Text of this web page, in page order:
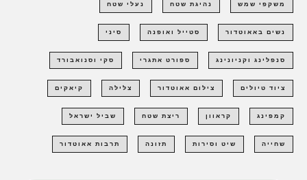
משקפי שמש נהיגת שטח נעלי שטח
נשים באאוטדור סטייל ואופנה סיני
סנפלינג וקניונינג ספורט אתגרי סקי וסנואבורד
ציוד טיולים צילום אאוטדור צלילה קיאקים
קמפינג קראוון ריצת שטח שביל ישראל
שחייה שיט וסירות תזונה תרבות אאוטדור